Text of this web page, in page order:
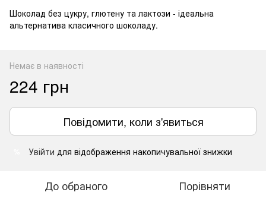
Шоколад без цукру, глютену та лактози - ідеальна
альтернатива класичного шоколаду.
Немає в наявності
224 грн
Повідомити, коли з'явиться
Увійти для відображення накопичувальної знижки
До обраного Порівняти